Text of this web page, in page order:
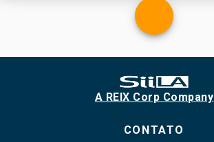
A REIX Corp Company
CONTATO